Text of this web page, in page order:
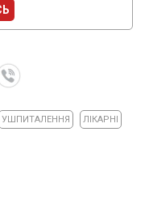
УШПИТАЛЕННЯ ЛІКАРНІ